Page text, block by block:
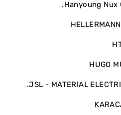
Hanyoung Nux
HUGO
JSL - MATERIAL